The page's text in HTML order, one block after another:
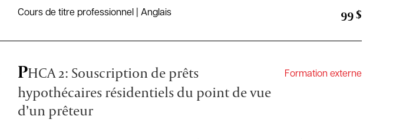
Cours de titre professionnel | Anglais 99 $
PHCA 2: Souscription de prêts
hypothécaires résidentiels du point de vue
d’un prêteur
Formation externe